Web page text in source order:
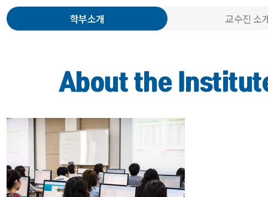
학부소개 교수진 소
About the